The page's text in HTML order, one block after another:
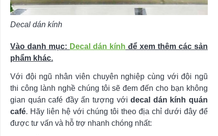
Decal dán kính
Vào danh mục: Decal dán kính để xem thêm các sản
phẩm khác.
Với đội ngũ nhân viên chuyên nghiệp cùng với đội ngũ
thi công lành nghề chúng tôi sẽ đem đến cho bạn không
gian quán café đầy ấn tượng vớidecal dán kính quán
café. Hãy liên hệ với chúng tôi theo địa chỉ dưới đây để
được tư vấn và hỗ trợ nhanh chóng nhất: